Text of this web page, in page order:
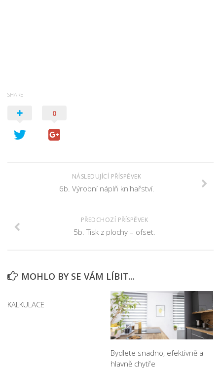
SHARE
0
NÁSLEDUJÍCÍ PŘÍSPĚVEK
6b. Výrobní náplň knihařství.
PŘEDCHOZÍ PŘÍSPĚVEK
5b. Tisk z plochy – ofset.
MOHLO BY SE VÁM LÍBIT...
KALKULACE
Bydlete snadno, efektivně a
hlavně chytře